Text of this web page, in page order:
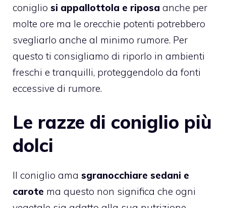
coniglio si appallottola e riposa anche per
molte ore ma le orecchie potenti potrebbero
svegliarlo anche al minimo rumore. Per
questo ti consigliamo di riporlo in ambienti
freschi e tranquilli, proteggendolo da fonti
eccessive di rumore.
Le razze di coniglio più
dolci
Il coniglio ama sgranocchiare sedani e
carote ma questo non significa che ogni